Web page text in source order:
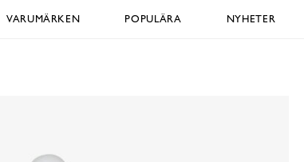
VARUMÄRKEN POPULÄRA NYHETER